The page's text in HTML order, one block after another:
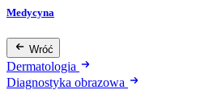
Medycyna
Wróć
Dermatologia
Diagnostyka obrazowa